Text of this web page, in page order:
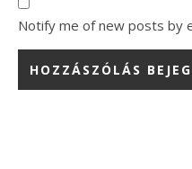
Notify me of new posts by